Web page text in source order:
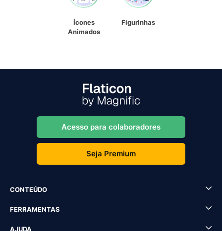
Ícones
Animados
Figurinhas
Acesso para colaboradores
Seja Premium
CONTEÚDO
FERRAMENTAS
AJUDA